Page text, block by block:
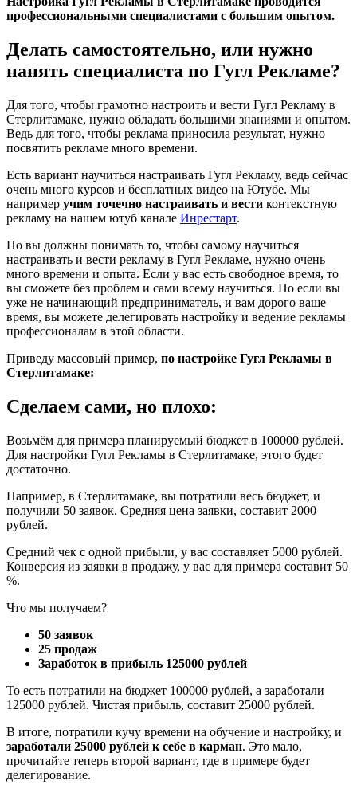
профессиональными специалистами с большим опытом.
Делать самостоятельно, или нужно
нанять специалиста по Гугл Рекламе?
Для того, чтобы грамотно настроить и вести Гугл Рекламу в
Стерлитамаке, нужно обладать большими знаниями и опытом.
Ведь для того, чтобы реклама приносила результат, нужно
посвятить рекламе много времени.
Есть вариант научиться настраивать Гугл Рекламу, ведь сейчас
очень много курсов и бесплатных видео на Ютубе. Мы
например учим точечно настраивать и вести контекстную
рекламу на нашем ютуб канале Инрестарт.
Но вы должны понимать то, чтобы самому научиться
настраивать и вести рекламу в Гугл Рекламе, нужно очень
много времени и опыта. Если у вас есть свободное время, то
вы сможете без проблем и сами всему научиться. Но если вы
уже не начинающий предприниматель, и вам дорого ваше
время, вы можете делегировать настройку и ведение рекламы
профессионалам в этой области.
Приведу массовый пример, по настройке Гугл Рекламы в
Стерлитамаке:
Сделаем сами, но плохо:
Возьмём для примера планируемый бюджет в 100000 рублей.
Для настройки Гугл Рекламы в Стерлитамаке, этого будет
достаточно.
Например, в Стерлитамаке, вы потратили весь бюджет, и
получили 50 заявок. Средняя цена заявки, составит 2000
рублей.
Средний чек с одной прибыли, у вас составляет 5000 рублей.
Конверсия из заявки в продажу, у вас для примера составит 50
%.
Что мы получаем?
50 заявок
25 продаж
Заработок в прибыль 125000 рублей
То есть потратили на бюджет 100000 рублей, а заработали
125000 рублей. Чистая прибыль, составит 25000 рублей.
В итоге, потратили кучу времени на обучение и настройку, и
заработали 25000 рублей к себе в карман. Это мало,
прочитайте теперь второй вариант, где в примере будет
делегирование.